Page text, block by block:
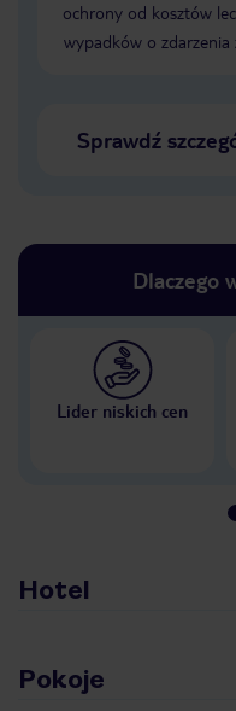
ochrony od kosztów
wypadków o zdarzenia
Sprawdź
Dlaczego
Lider niskich cen
Hotel
Pokoje